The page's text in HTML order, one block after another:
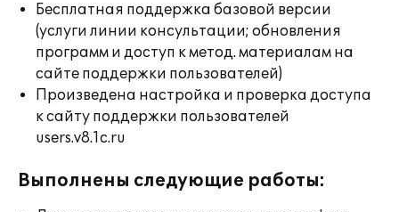
Бесплатная поддержка базовой версии
(услуги линии консультации; обновления
программ и доступ к метод. материалам на
сайте поддержки пользователей)
Произведена настройка и проверка доступа
к сайту поддержки пользователей
users.v8.1c.ru
Выполнены следующие работы: